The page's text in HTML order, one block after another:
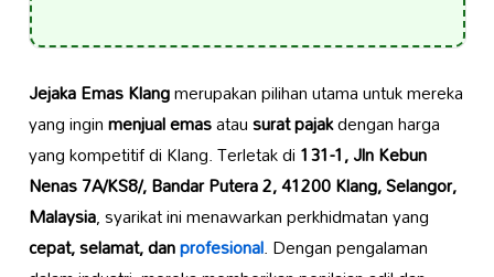
Jejaka Emas Klangmerupakan pilihan utama untuk mereka
yang inginmenjual emasatausurat pajakdengan harga
yang kompetitif di Klang. Terletak di131-1, Jln Kebun
Nenas 7A/KS8/, Bandar Putera 2, 41200 Klang, Selangor,
Malaysia, syarikat ini menawarkan perkhidmatan yang
cepat, selamat, danprofesional. Dengan pengalaman